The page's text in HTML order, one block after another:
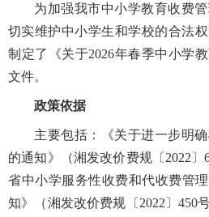
为加强我市中小学教育收费
切实维护中小学生和学校的合法
制定了《关于2026年春季中小学
文件。
政策依据
主要包括：《关于进一步明
的通知》（湘发改价费规〔2022
省中小学服务性收费和代收费管
知》（湘发改价费规〔2022〕450